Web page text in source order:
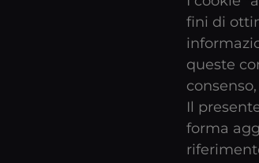
fini di
queste
Il
forma